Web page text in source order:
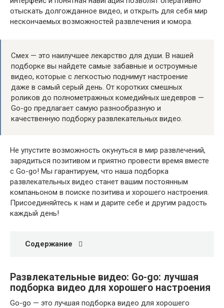
отыскать долгожданное видео, и открыть для себя мир
нескончаемых возможностей развлечения и юмора.
Смех — это наилучшее лекарство для души. В нашей
подборке вы найдете самые забавные и остроумные
видео, которые с легкостью поднимут настроение
даже в самый серый день. От коротких смешных
роликов до полнометражных комедийных шедевров —
Go-go предлагает самую разнообразную и
качественную подборку развлекательных видео.
Не упустите возможность окунуться в мир развлечений,
зарядиться позитивом и приятно провести время вместе
с Go-go! Мы гарантируем, что наша подборка
развлекательных видео станет вашим постоянным
компаньоном в поиске позитива и хорошего настроения.
Присоединяйтесь к нам и дарите себе и другим радость
каждый день!
Содержание
Развлекательные видео: Go-go: лучшая
подборка видео для хорошего настроения
Go-go — это лучшая подборка видео для хорошего